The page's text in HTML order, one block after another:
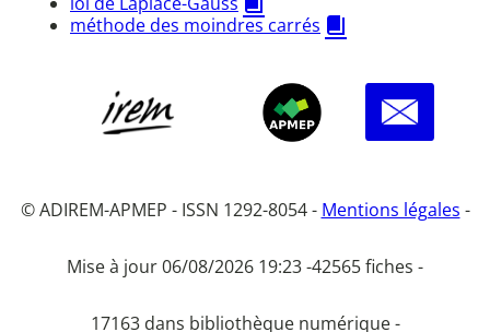
méthode des moindres carrés
© ADIREM-APMEP - ISSN 1292-8054 - Mentions légales -
Mise à jour 06/08/2026 19:23 -42565 fiches -
17163 dans bibliothèque numérique -